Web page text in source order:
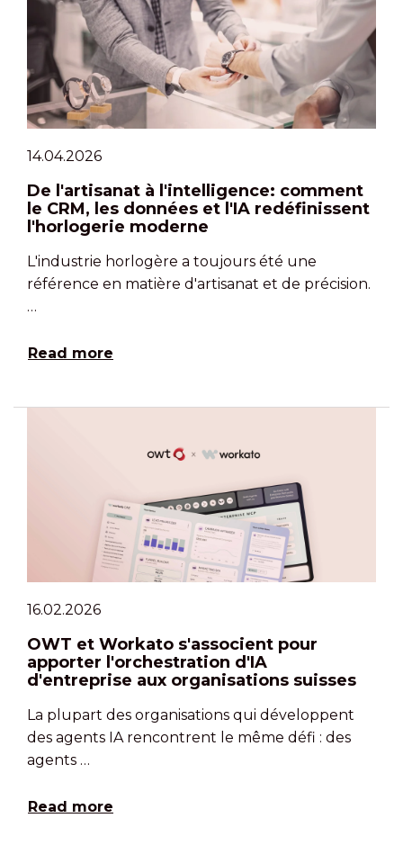
14.04.2026
De l'artisanat à l'intelligence: comment
le CRM, les données et l'IA redéfinissent
l'horlogerie moderne
L'industrie horlogère a toujours été une
référence en matière d'artisanat et de précision.
…
Read more
16.02.2026
OWT et Workato s'associent pour
apporter l'orchestration d'IA
d'entreprise aux organisations suisses
La plupart des organisations qui développent
des agents IA rencontrent le même défi : des
agents …
Read more